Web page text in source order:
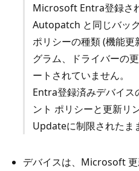
Microsoft Entra登録さ
Autopatch と同じバッ
ポリシーの種類 (機能更
グラム、ドライバーの
ートされていません。
Entra登録済みデバイス
ント ポリシーと更新リ
Updateに制限されたま
デバイスは、Microsoft